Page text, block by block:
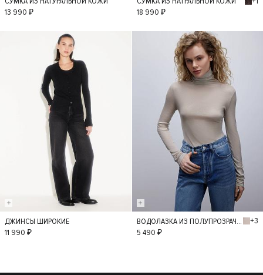
S
13 990 ₽
S
18 990 ₽
36
ДЖИНСЫ ШИРОКИЕ
11 990 ₽
M
ВОДОЛАЗКА ИЗ ПОЛУПРОЗРАЧНОГО ТРИКОТАЖА
+3
5 490 ₽